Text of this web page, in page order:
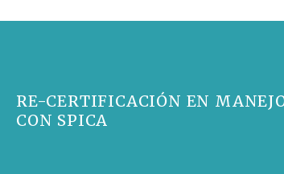
RE-CERTIFICACIÓN EN
CON SPICA